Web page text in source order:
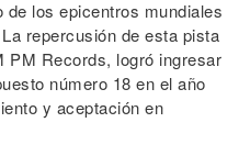
los epicentros mundiales
repercusión de esta pista
PM Records, logró ingresar
número 18 en el año
y aceptación en